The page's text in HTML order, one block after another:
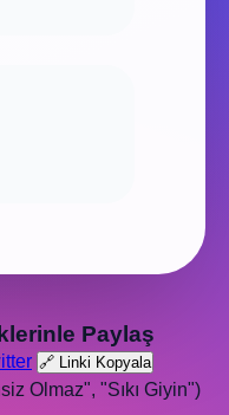
Paylaş
🔗 Linki Kopyala
Olmaz", "Sıkı Giyin")